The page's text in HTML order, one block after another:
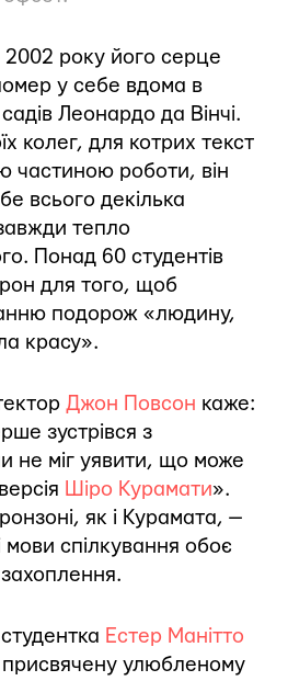
2002 року його серце
у себе вдома в
Леонардо да Вінчі.
колег, для котрих текст
частиною роботи, він
всього декілька
тепло
Понад 60 студентів
для того, щоб
подорож «людину,
красу».
Джон Повсон каже:
зустрівся з
не міг уявити, що може
Шіро Курамати».
як і Курамата, —
мови спілкування обоє
Естер Манітто
присвячену улюбленому